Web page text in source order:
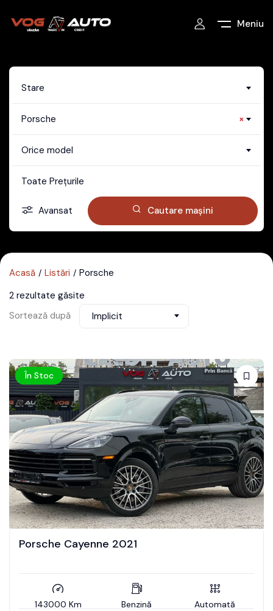
Meniu
Stare
×
Porsche
Orice model
Toate Prețurile
Avansat Cautare mașini
Acasă Listări
Porsche
2 rezultate găsite
Sortează după
Implicit
În Stoc
Porsche Cayenne 2021
143000 Km Benzină Automată